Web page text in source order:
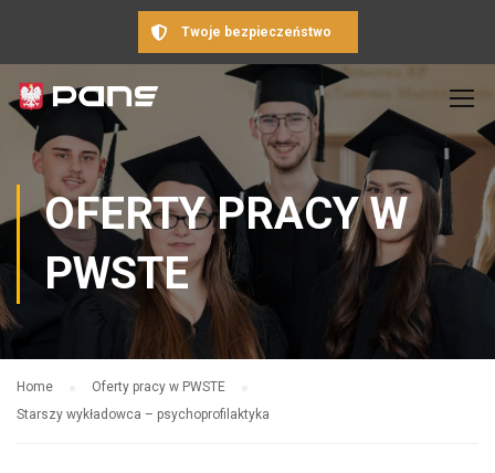
Twoje bezpieczeństwo
OFERTY PRACY W
PWSTE
Home
Oferty pracy w PWSTE
Starszy wykładowca – psychoprofilaktyka